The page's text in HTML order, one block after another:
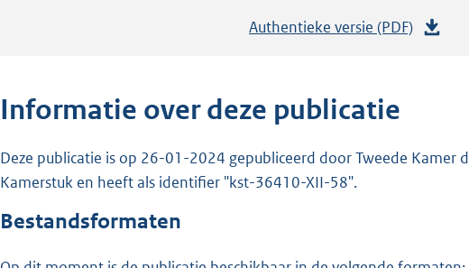
Authentieke versie (PDF)
n
Informatie over deze publicatie
Deze publicatie is op 26-01-2024 gepubliceerd door Tweede Kamer
Kamerstuk en heeft als identifier "kst-36410-XII-58".
Bestandsformaten